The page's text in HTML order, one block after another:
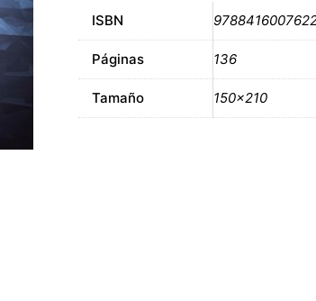
ISBN
Páginas 136
Tamaño 150×210